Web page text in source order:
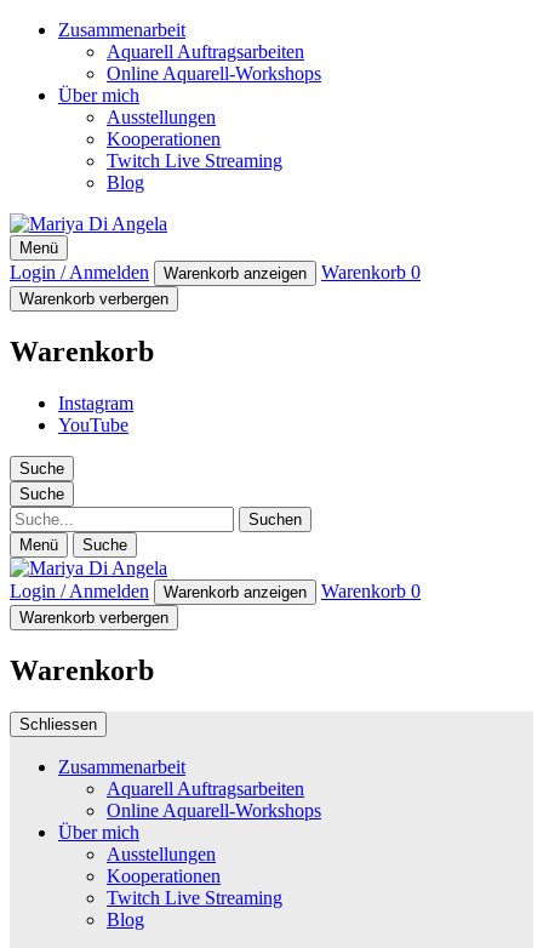
Zusammenarbeit
Aquarell Auftragsarbeiten
Online Aquarell-Workshops
Über mich
Ausstellungen
Kooperationen
Twitch Live Streaming
Blog
Mariya Di Angela
Artist
Menü
Login / Anmelden Warenkorb anzeigen Warenkorb 0
Warenkorb verbergen
Warenkorb
Instagram
YouTube
Suche
Suche
Suche
Menü Suche
Login / Anmelden Warenkorb anzeigen Warenkorb 0
Warenkorb verbergen
Warenkorb
Schliessen
Zusammenarbeit
Aquarell Auftragsarbeiten
Online Aquarell-Workshops
Über mich
Ausstellungen
Kooperationen
Twitch Live Streaming
Blog